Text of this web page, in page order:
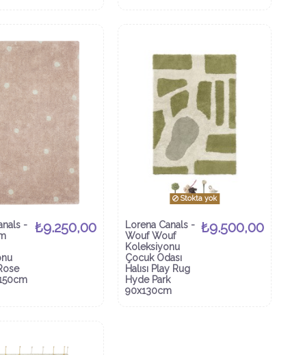
-
₺9.250,00
Stokta yok
Lorena Canals -
Wouf Wouf
Koleksiyonu
Çocuk Odası
Halısı Play Rug
Hyde Park
90x130cm
₺9.500,00